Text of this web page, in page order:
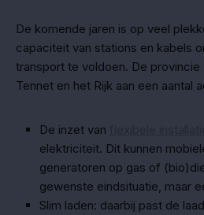
De komende jaren is op veel
capaciteit van stations en kabels
transport te voldoen. De provincie
Tennet en het Rijk aan een aantal
De inzet van
elektriciteit. Dit kunnen
generatoren op gas of
gewenste eindsituatie, maar
Slim laden: daarbij past de